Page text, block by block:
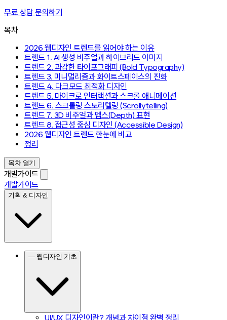
무료 상담 문의하기
목차
2026 웹디자인 트렌드를 읽어야 하는 이유
트렌드 1. AI 생성 비주얼과 하이브리드 이미지
트렌드 2. 과감한 타이포그래피 (Bold Typography)
트렌드 3. 미니멀리즘과 화이트스페이스의 진화
트렌드 4. 다크모드 최적화 디자인
트렌드 5. 마이크로 인터랙션과 스크롤 애니메이션
트렌드 6. 스크롤링 스토리텔링 (Scrollytelling)
트렌드 7. 3D 비주얼과 뎁스(Depth) 표현
트렌드 8. 접근성 중심 디자인 (Accessible Design)
2026 웹디자인 트렌드 한눈에 비교
정리
목차 열기
개발가이드
개발가이드
기획 & 디자인
— 웹디자인 기초
UI/UX 디자인이란? 개념과 차이점 완벽 정리